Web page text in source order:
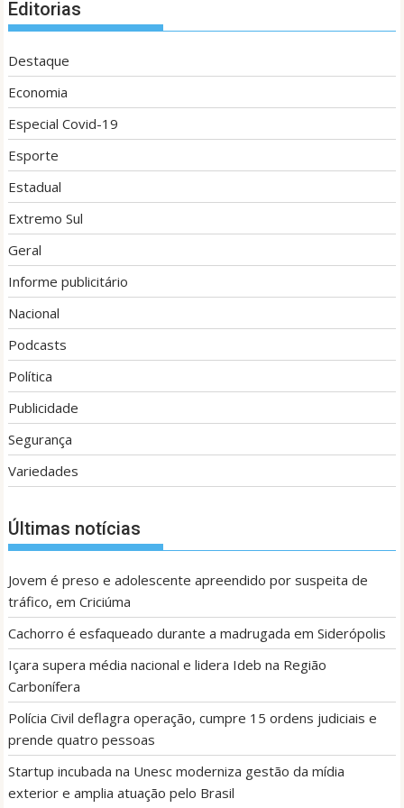
Editorias
Destaque
Economia
Especial Covid-19
Esporte
Estadual
Extremo Sul
Geral
Informe publicitário
Nacional
Podcasts
Política
Publicidade
Segurança
Variedades
Últimas notícias
Jovem é preso e adolescente apreendido por suspeita de
tráfico, em Criciúma
Cachorro é esfaqueado durante a madrugada em Siderópolis
Içara supera média nacional e lidera Ideb na Região
Carbonífera
Polícia Civil deflagra operação, cumpre 15 ordens judiciais e
prende quatro pessoas
Startup incubada na Unesc moderniza gestão da mídia
exterior e amplia atuação pelo Brasil